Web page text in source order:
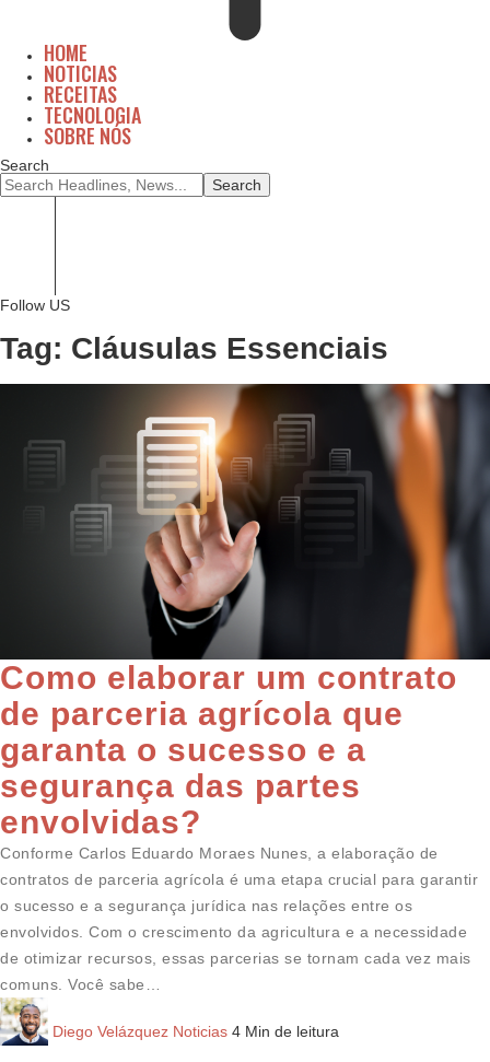
HOME
NOTICIAS
RECEITAS
TECNOLOGIA
SOBRE NÓS
Search
Follow US
Tag: Cláusulas Essenciais
Como elaborar um contrato
de parceria agrícola que
garanta o sucesso e a
segurança das partes
envolvidas?
Conforme Carlos Eduardo Moraes Nunes, a elaboração de
contratos de parceria agrícola é uma etapa crucial para garantir
o sucesso e a segurança jurídica nas relações entre os
envolvidos. Com o crescimento da agricultura e a necessidade
de otimizar recursos, essas parcerias se tornam cada vez mais
comuns. Você sabe…
Diego Velázquez Noticias 4 Min de leitura